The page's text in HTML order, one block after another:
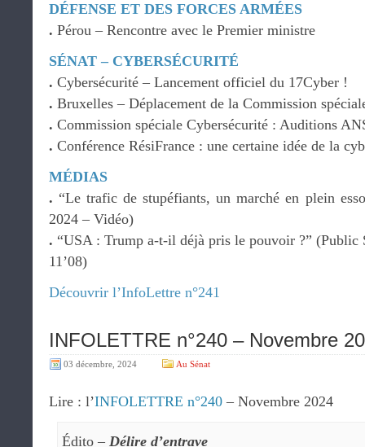
DÉFENSE ET DES FORCES ARMÉES
. Pérou – Rencontre avec le Premier ministre
SÉNAT – CYBERSÉCURITÉ
. Cybersécurité – Lancement officiel du 17Cyber !
. Bruxelles – Déplacement de la Commission
. Commission spéciale Cybersécurité : Auditions
. Conférence RésiFrance : une certaine idée de la
MÉDIAS
. “Le trafic de stupéfiants, un marché en plein
2024 – Vidéo)
. “USA : Trump a-t-il déjà pris le pouvoir ?” (Public
11’08)
Découvrir l’InfoLettre n°241
INFOLETTRE n°240 – Novembre
03 décembre, 2024 Au Sénat
Lire : l’INFOLETTRE n°240 – Novembre 2024
Édito – Délire d’entrave